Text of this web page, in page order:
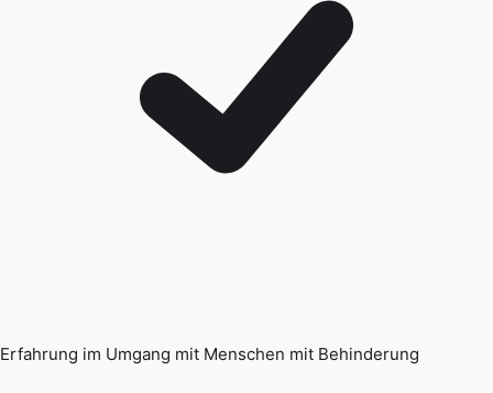
Erfahrung im Umgang mit Menschen mit Behinderung